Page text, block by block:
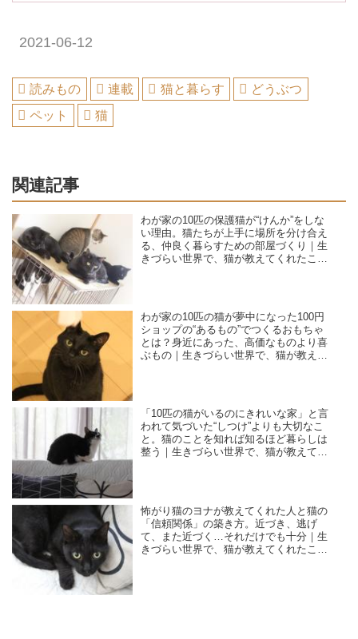
2021-06-12
読みもの 連載 猫と暮らす
どうぶつ
ペット
猫
関連記事
わが家の10匹の保護猫が“けんか”をしな
い理由。猫たちが上手に場所を分け合え
る、仲良く暮らすための部屋づくり｜生
きづらい世界で、猫が教えてくれたこと
わが家の10匹の猫が夢中になった100円
ショップの“あるもの”でつくるおもちゃ
とは？身近にあった、高価なものより喜
ぶもの｜生きづらい世界で、猫が教えて
「10匹の猫がいるのにきれいな家」と言
われて気づいた“しつけ”よりも大切なこ
と。猫のことを知れば知るほど暮らしは
整う｜生きづらい世界で、猫が教えてく
怖がり猫のヨナが教えてくれた人と猫の
「信頼関係」の築き方。近づき、逃げ
て、また近づく…それだけでも十分｜生
きづらい世界で、猫が教えてくれたこと